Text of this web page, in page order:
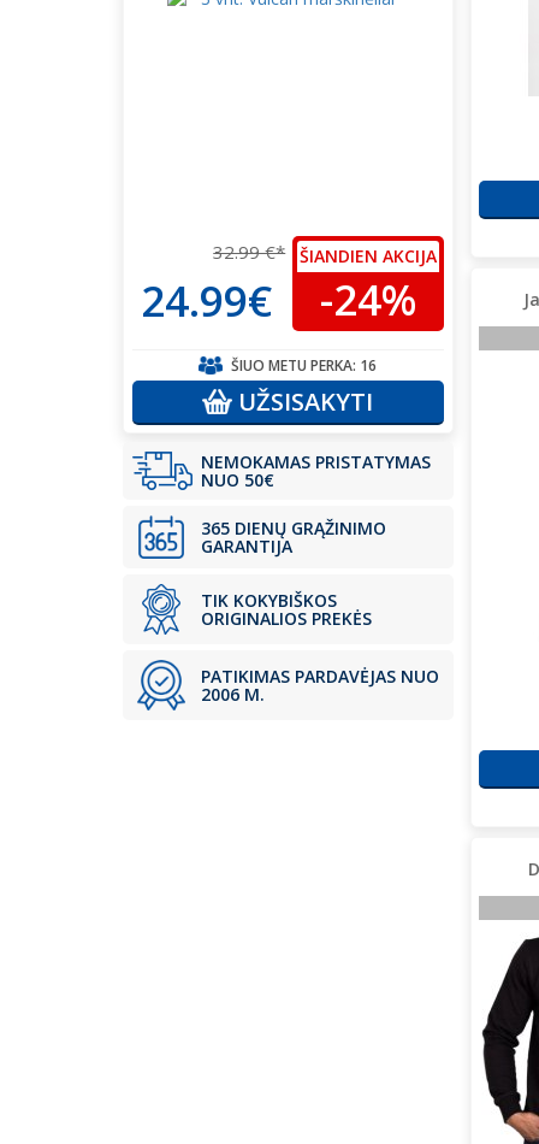
32.99 €*
24.99€
ŠIANDIEN AKCIJA
-24%
ŠIUO METU PERKA: 16
UŽSISAKYTI
NEMOKAMAS PRISTATYMAS
NUO 50€
365 DIENŲ GRĄŽINIMO
GARANTIJA
TIK KOKYBIŠKOS
ORIGINALIOS PREKĖS
PATIKIMAS PARDAVĖJAS NUO
2006 M.